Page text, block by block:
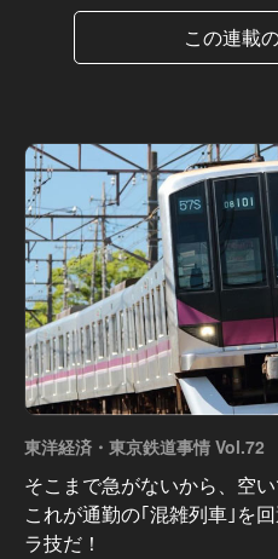
この連載
東洋経済・東京鉄道事情 Vol.72
そこまで急がないから、空い
これが通勤の｢混雑列車｣を
ラ技だ！